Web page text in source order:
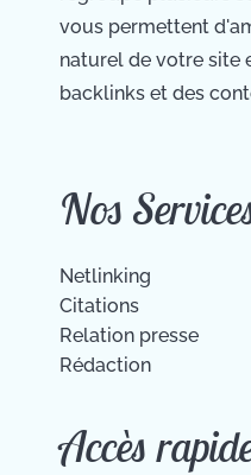
vous permettent
naturel de votre site
backlinks et des
Nos
Netlinking
Citations
Relation presse
Rédaction
Accès